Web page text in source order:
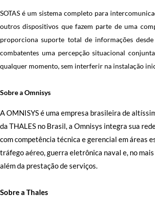
SOTAS é um sistema completo para
outros dispositivos que fazem parte de uma
proporciona suporte total de informações
combatentes uma percepção situacional
qualquer momento, sem interferir na instalação
Sobre a Omnisys
A OMNISYS é uma empresa brasileira de
da THALES no Brasil, a Omnisys integra sua
com competência técnica e gerencial em áreas
tráfego aéreo, guerra eletrônica naval e, no
além da prestação de serviços.
Sobre a Thales